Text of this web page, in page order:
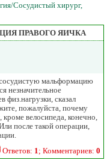
Сосудистый хирург,
ПРАВОГО ЯИЧКА
мальформацию
незначительное
физ.нагрузки, сказал
пожалуйста, почему
велосипеда, конечно,
после такой операции,
Ответов: 1 ; Комментариев: 0